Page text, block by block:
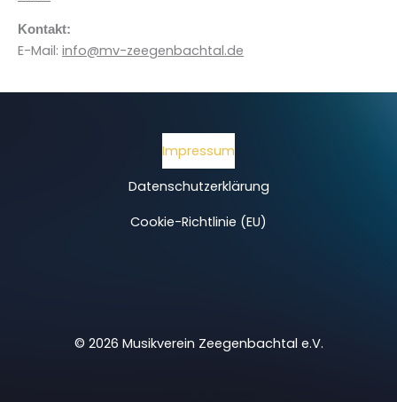
Kontakt:
E-Mail: info@mv-zeegenbachtal.de
Impressum
Datenschutzerklärung
Cookie-Richtlinie (EU)
© 2026 Musikverein Zeegenbachtal e.V.